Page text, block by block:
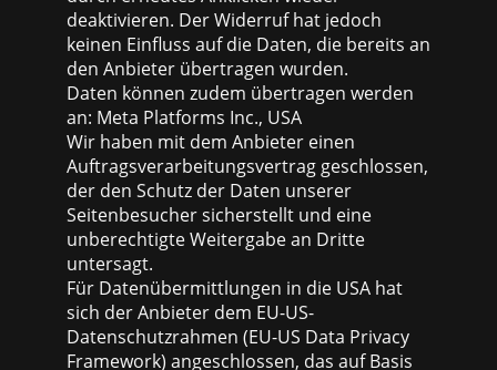
deaktivieren. Der Widerruf hat jedoch
keinen Einfluss auf die Daten, die bereits an
den Anbieter übertragen wurden.
Daten können zudem übertragen werden
an: Meta Platforms Inc., USA
Wir haben mit dem Anbieter einen
Auftragsverarbeitungsvertrag geschlossen,
der den Schutz der Daten unserer
Seitenbesucher sicherstellt und eine
unberechtigte Weitergabe an Dritte
untersagt.
Für Datenübermittlungen in die USA hat
sich der Anbieter dem EU-US-
Datenschutzrahmen (EU-US Data Privacy
Framework) angeschlossen, das auf Basis